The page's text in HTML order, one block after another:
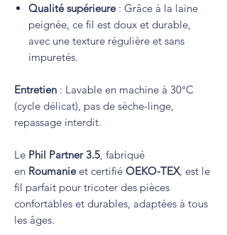
Qualité supérieure: Grâce à la laine
peignée, ce fil est doux et durable,
avec une texture régulière et sans
impuretés.
Entretien : Lavable en machine à 30°C
(cycle délicat), pas de sèche-linge,
repassage interdit.
Le Phil Partner 3.5, fabriqué
en Roumanieet certifié OEKO-TEX, est le
fil parfait pour tricoter des pièces
confortables et durables, adaptées à tous
les âges.